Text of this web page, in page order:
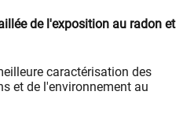
de l'exposition au radon et
caractérisation des
et de l'environnement au